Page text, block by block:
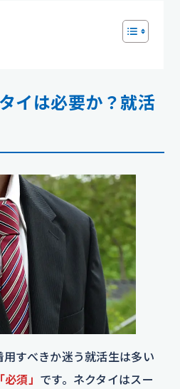
イは必要か？就活
すべきか迷う就活生は多い
須」 です。ネクタイはスー